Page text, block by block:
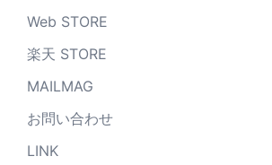
Web STORE
楽天 STORE
MAILMAG
お問い合わせ
LINK